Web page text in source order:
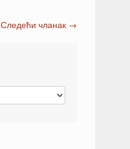
Следећи чланак →